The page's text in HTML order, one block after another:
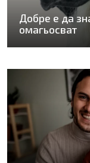
Добре е да
омагьосват